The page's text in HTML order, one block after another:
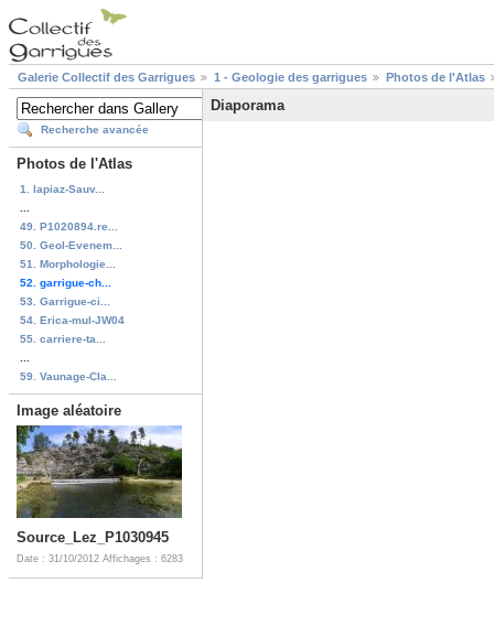
Galerie Collectif des Garrigues 1 - Geologie des garrigues Photos de l'Atlas
Recherche avancée
Photos de l'Atlas
1. lapiaz-Sauv...
49. P1020894.re...
50. Geol-Evenem...
51. Morphologie...
52. garrigue-ch...
53. Garrigue-ci...
54. Erica-mul-JW04
55. carriere-ta...
59. Vaunage-Cla...
Image aléatoire
Source_Lez_P1030945
Date : 31/10/2012 Affichages : 6283
Diaporama